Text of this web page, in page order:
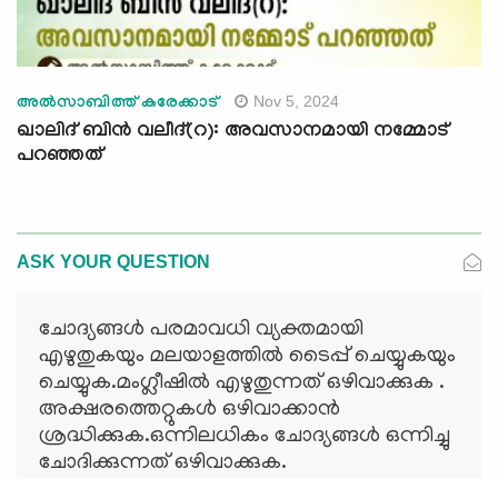
അൽസാബിത്ത് കരേക്കാട് Nov 5, 2024
ഖാലിദ് ബിൻ വലീദ്(റ): അവസാനമായി നമ്മോട്
പറഞ്ഞത്
ASK YOUR QUESTION
ചോദ്യങ്ങള്‍ പരമാവധി വ്യക്തമായി
എഴുതുകയും മലയാളത്തില്‍ ടൈപ്പ് ചെയ്യുകയും
ചെയ്യുക.മംഗ്ലീഷില്‍ എഴുതുന്നത് ഒഴിവാക്കുക .
അക്ഷരത്തെറ്റുകള്‍ ഒഴിവാക്കാന്‍
ശ്രദ്ധിക്കുക.ഒന്നിലധികം ചോദ്യങ്ങള്‍ ഒന്നിച്ചു
ചോദിക്കുന്നത് ഒഴിവാക്കുക.